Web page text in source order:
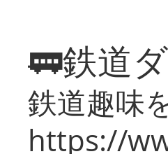
🚃鉄道
鉄道趣味
https://